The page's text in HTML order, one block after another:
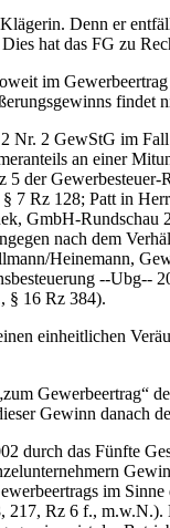
Denn er
hat das FG zu
im Gewerbeertrag
findet
2 GewStG im Fall
an einer
der
Rz 128; Patt in
GmbH-
nach dem
Heinemann,
§ 16 Rz 384).
einheitlichen
Gewinn danach
das Fünfte
im
Rz 6 f., m.w.N.).